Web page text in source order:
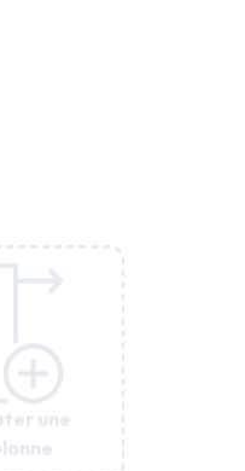
une
une
une
une
une